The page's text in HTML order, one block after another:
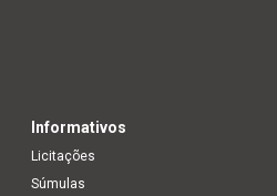
Informativos
Licitações
Súmulas